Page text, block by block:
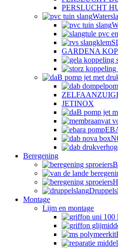
PERSLUCHT
GARDENA
JETINOX
Beregening
Montage
Lijm en montage